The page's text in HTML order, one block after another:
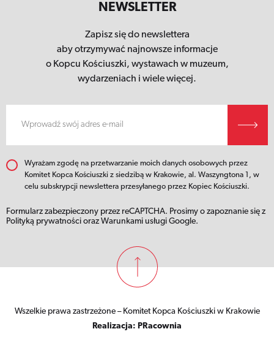
NEWSLETTER
Zapisz się do newslettera
aby otrzymywać najnowsze informacje
o Kopcu Kościuszki, wystawach w muzeum,
wydarzeniach i wiele więcej.
Wyrażam zgodę na przetwarzanie moich danych osobowych przez
Komitet Kopca Kościuszki z siedzibą w Krakowie, al. Waszyngtona 1, w
celu subskrypcji newslettera przesyłanego przez Kopiec Kościuszki.
Formularz zabezpieczony przez reCAPTCHA. Prosimy o zapoznanie się z
Polityką prywatności oraz Warunkami usługi Google.
Wszelkie prawa zastrzeżone – Komitet Kopca Kościuszki w Krakowie
Realizacja: PRacownia